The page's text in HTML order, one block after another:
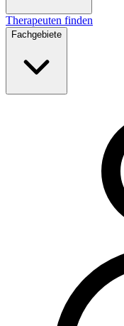
Therapeuten finden
Fachgebiete